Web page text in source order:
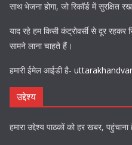
साथ भेजना होगा, जो रिकॉर्ड में सुरक्षित
याद रहे हम किसी कंट्रोवर्सी से दूर
सामने लाना चाहते हैं।
हमारी ईमेल आईडी है-
उद्देश्य
हमारा उद्देश्य पाठकों को हर खबर,